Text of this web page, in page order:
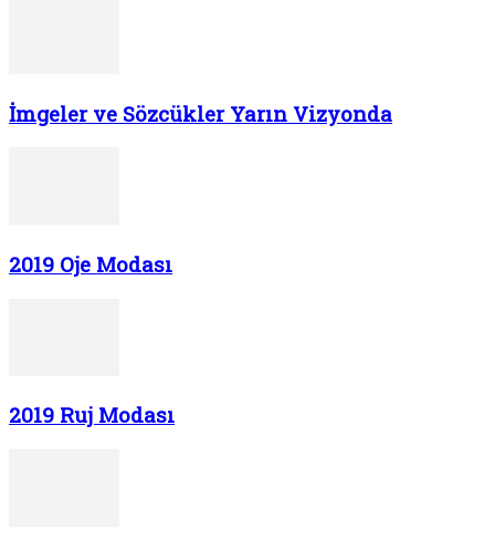
İmgeler ve Sözcükler Yarın Vizyonda
2019 Oje Modası
2019 Ruj Modası